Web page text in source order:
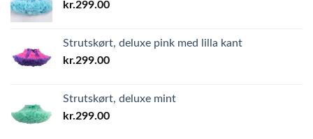
kr.299.00
Strutskørt, deluxe pink med lilla kant
kr.299.00
Strutskørt, deluxe mint
kr.299.00